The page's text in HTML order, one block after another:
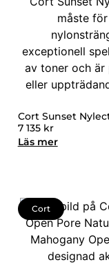
Cort Sunset
7 135 kr
Läs mer
Cort